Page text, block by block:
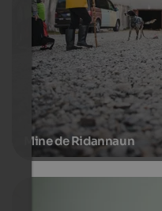
Mine de Ridannaun